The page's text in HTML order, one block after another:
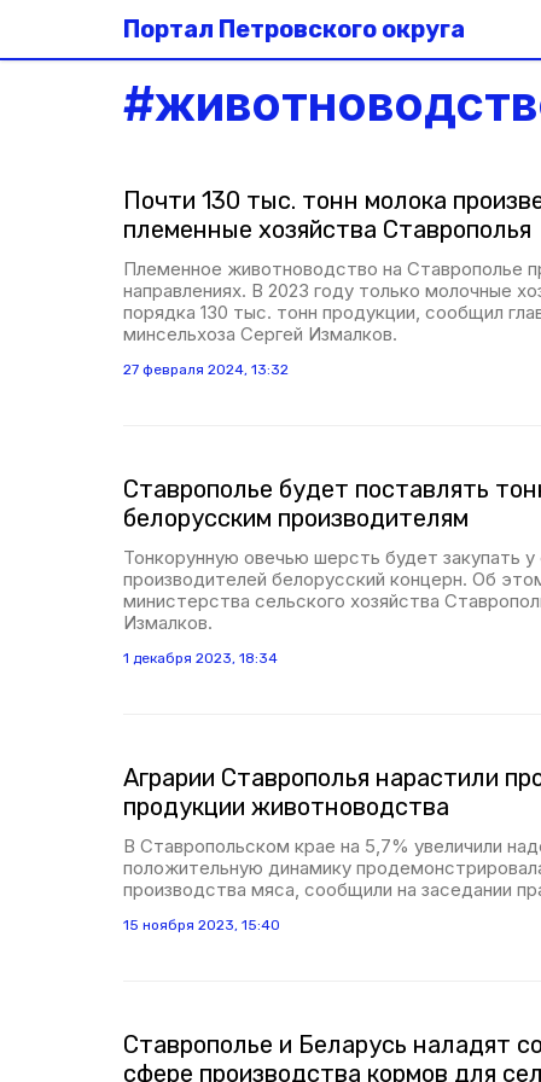
Портал Петровского округа
#
Почти 130 тыс. тонн молока
племенные хозяйства Ставрополья
Племенное животноводство на Ставрополье
направлениях. В 2023 году только молочные
порядка 130 тыс. тонн продукции, сообщил
минсельхоза Сергей Измалков.
27 февраля 2024, 13:32
Ставрополье будет поставлять
белорусским производителям
Тонкорунную овечью шерсть будет закупать у
производителей белорусский концерн. Об
министерства сельского хозяйства
Измалков.
1 декабря 2023, 18:34
Аграрии Ставрополья нарастили
продукции животноводства
В Ставропольском крае на 5,7% увеличили
положительную динамику
производства мяса, сообщили на заседании
15 ноября 2023, 15:40
Ставрополье и Беларусь наладят
сфере производства кормов для